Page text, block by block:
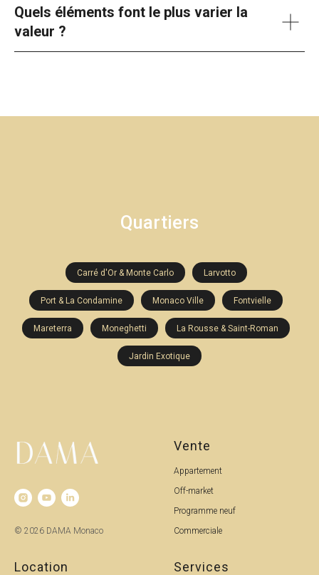
Quels éléments font le plus varier la
valeur ?
Quartiers
Carré d'Or & Monte Carlo Larvotto
Port & La Condamine Monaco Ville Fontvielle
Mareterra Moneghetti La Rousse & Saint-Roman
Jardin Exotique
© 2026 DAMA Monaco
Vente
Appartement
Off-market
Programme neuf
Commerciale
Location Services